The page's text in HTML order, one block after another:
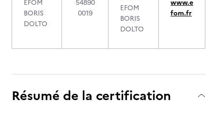
EFOM
BORIS
DOLTO
54890
0019
EFOM
BORIS
DOLTO
www.e
fom.fr
Résumé de la certification